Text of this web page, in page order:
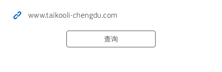
www.taikooli-chengdu.com
查询